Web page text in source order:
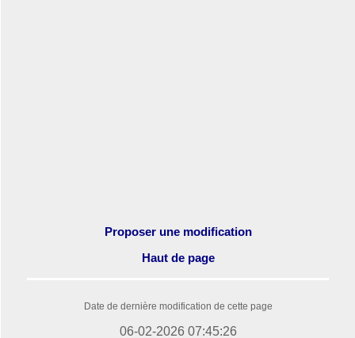
Proposer une modification
Haut de page
Date de dernière modification de cette page
06-02-2026 07:45:26